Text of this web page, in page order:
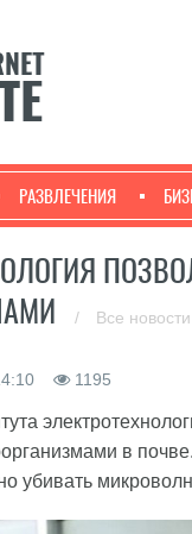
РАЗВЛЕЧЕНИЯ
/ Все новости
1195
в
убивать